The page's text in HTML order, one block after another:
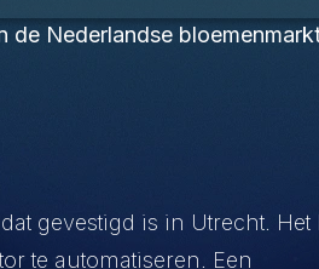
de Nederlandse
gevestigd is in Utrecht.
te automatiseren. Een